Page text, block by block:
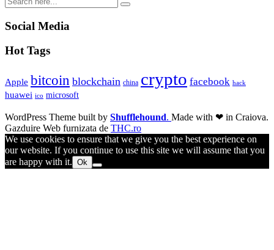
Social Media
Hot Tags
Apple bitcoin blockchain china crypto facebook hack
huawei ico microsoft
WordPress Theme built by Shufflehound. Made with ❤ in Craiova.
Gazduire Web furnizata de THC.ro
We use cookies to ensure that we give you the best experience on
our website. If you continue to use this site we will assume that you
are happy with it. Ok